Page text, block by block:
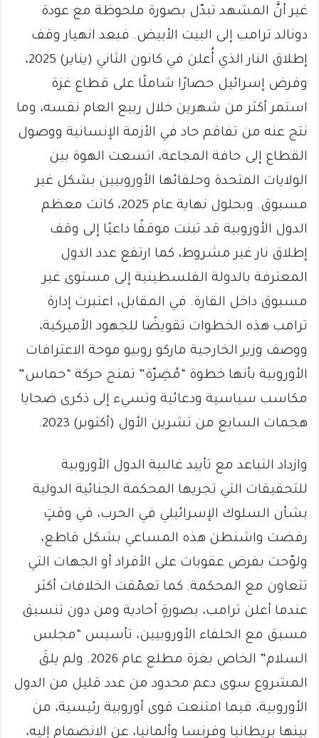
غير أنَّ المشهد تبدّل بصورة ملحوظة مع عودة
دونالد ترامب إلى البيت الأبيض. فبعد انهيار وقف
إطلاق النار الذي أُعلن في كانون الثاني (يناير) 2025،
وفرض إسرائيل حصارًا شاملًا على قطاع غزة
استمر أكثر من شهرين خلال ربيع العام نفسه، وما
نتج عنه من تفاقم حاد في الأزمة الإنسانية ووصول
القطاع إلى حافة المجاعة، اتسعت الهوة بين
الولايات المتحدة وحلفائها الأوروبيين بشكل غير
مسبوق. وبحلول نهاية عام 2025، كانت معظم
الدول الأوروبية قد تبنت موقفًا داعيًا إلى وقف
إطلاق نار غير مشروط، كما ارتفع عدد الدول
المعترفة بالدولة الفلسطينية إلى مستوى غير
مسبوق داخل القارة. في المقابل، اعتبرت إدارة
ترامب هذه الخطوات تقويضًا للجهود الأميركية،
ووصف وزير الخارجية ماركو روبيو موجة الاعترافات
الأوروبية بأنها خطوة “مُضِرّة” تمنح حركة “حماس”
مكاسب سياسية ودعائية وتسيء إلى ذكرى ضحايا
هجمات السابع من تشرين الأول (أكتوبر) 2023.
وازداد التباعد مع تأييد غالبية الدول الأوروبية
للتحقيقات التي تجريها المحكمة الجنائية الدولية
بشأن السلوك الإسرائيلي في الحرب، في وقتٍ
رفضت واشنطن هذه المساعي بشكل قاطع،
ولوّحت بفرض عقوبات على الأفراد أو الجهات التي
تتعاون مع المحكمة. كما تعمّقت الخلافات أكثر
عندما أعلن ترامب، بصورةٍ أحادية ومن دون تنسيق
مسبق مع الحلفاء الأوروبيين، تأسيس “مجلس
السلام” الخاص بغزة مطلع عام 2026. ولم يلقَ
المشروع سوى دعم محدود من عدد قليل من الدول
الأوروبية، فيما امتنعت قوى أوروبية رئيسية، من
بينها بريطانيا وفرنسا وألمانيا، عن الانضمام إليه،